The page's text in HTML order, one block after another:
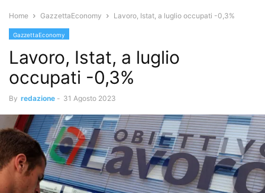
Home GazzettaEconomy Lavoro, Istat, a luglio occupati -0,3%
GazzettaEconomy
Lavoro, Istat, a luglio
occupati -0,3%
By redazione - 31 Agosto 2023